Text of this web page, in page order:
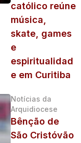
católico reúne
música,
skate, games
e
espiritualidad
e em Curitiba
Notícias da
Arquidiocese
Bênção de
São Cristóvão